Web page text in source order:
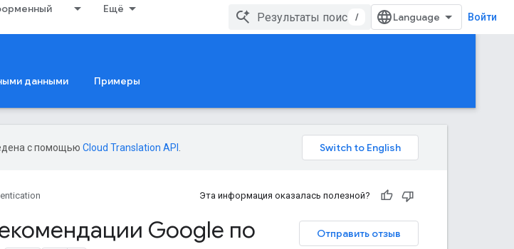
Ещё
/ Войти
данными Примеры
с помощью Cloud Translation API
Эта информация оказалась полезной?
Отправить отзыв
Google по